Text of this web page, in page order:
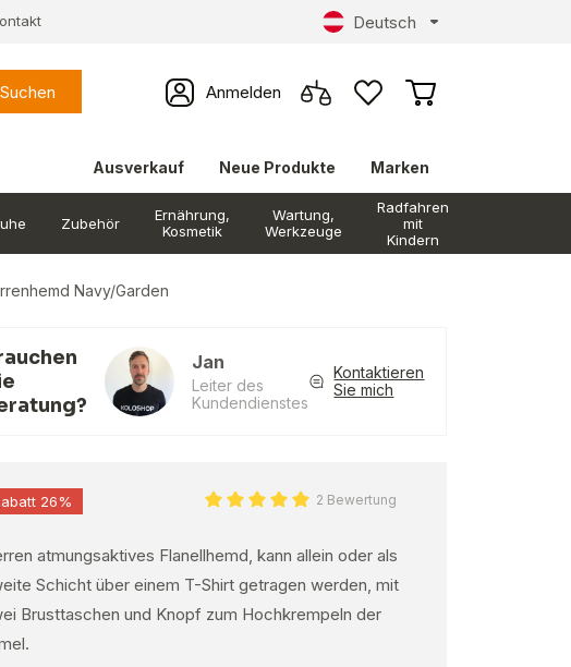
Deutsch
Suchen Anmelden
Ausverkauf Neue Produkte Marken
Zubehör
Ernährung,
Kosmetik
Wartung,
Werkzeuge
Radfahren
mit
Kindern
Navy/Garden
Jan
Leiter des
Kundendienstes
Kontaktieren
Sie mich
26% 2 Bewertung
atmungsaktives Flanellhemd, kann allein oder als
Schicht über einem T-Shirt getragen werden, mit
Brusttaschen und Knopf zum Hochkrempeln der